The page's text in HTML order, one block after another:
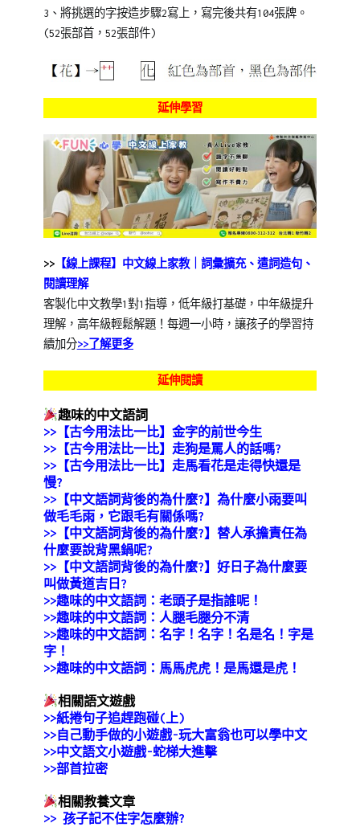
3、將挑選的字按造步驟2寫上，寫完後共有104張牌。
(52張部首，52張部件)
延伸學習
>>【線上課程】中文線上家教｜詞彙擴充、遣詞造句、
閱讀理解
客製化中文教學1對1指導，低年級打基礎，中年級提升
理解，高年級輕鬆解題！每週一小時，讓孩子的學習持
續加分>>了解更多
延伸閱讀
趣味的中文語詞
>>【古今用法比一比】金字的前世今生
>>【古今用法比一比】走狗是罵人的話嗎?
>>【古今用法比一比】走馬看花是走得快還是
慢?
>>【中文語詞背後的為什麼?】 為什麼小雨要叫
做毛毛雨，它跟毛有關係嗎?
>>【中文語詞背後的為什麼?】替人承擔責任為
什麼要說背黑鍋呢?
>>【中文語詞背後的為什麼?】好日子為什麼要
叫做黃道吉日?
>>趣味的中文語詞：老頭子是指誰呢！
>>趣味的中文語詞：人腿毛腿分不清
>>趣味的中文語詞：名字！名字！名是名！字是
字！
>>趣味的中文語詞：馬馬虎虎！是馬還是虎！
相關語文遊戲
>>紙捲句子追趕跑碰(上)
>>自己動手做的小遊戲-玩大富翁也可以學中文
>>中文語文小遊戲-蛇梯大進擊
>>部首拉密
相關教養文章
>> 孩子記不住字怎麼辦?